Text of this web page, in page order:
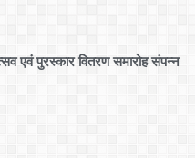
एवं पुरस्कार वितरण समारोह संपन्न